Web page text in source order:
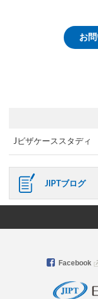
お
Jビザケーススタディ
JIPTブログ
Facebook